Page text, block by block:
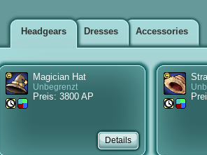
Headgears Dresses Accessories
Magician Hat
Unbegrenzt
Preis: 3800 AP